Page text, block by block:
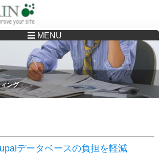
をどこに頼んでいいか分からない方へ…まずはご相談く
☰ MENU
ング
データベースの負担を軽減